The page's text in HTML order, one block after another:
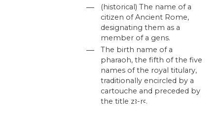
—
(historical) The name of a
citizen of Ancient Rome,
designating them as a
member of a gens.
—
The birth name of a
pharaoh, the fifth of the five
names of the royal titulary,
traditionally encircled by a
cartouche and preceded by
the title zꜣ-rꜥ.